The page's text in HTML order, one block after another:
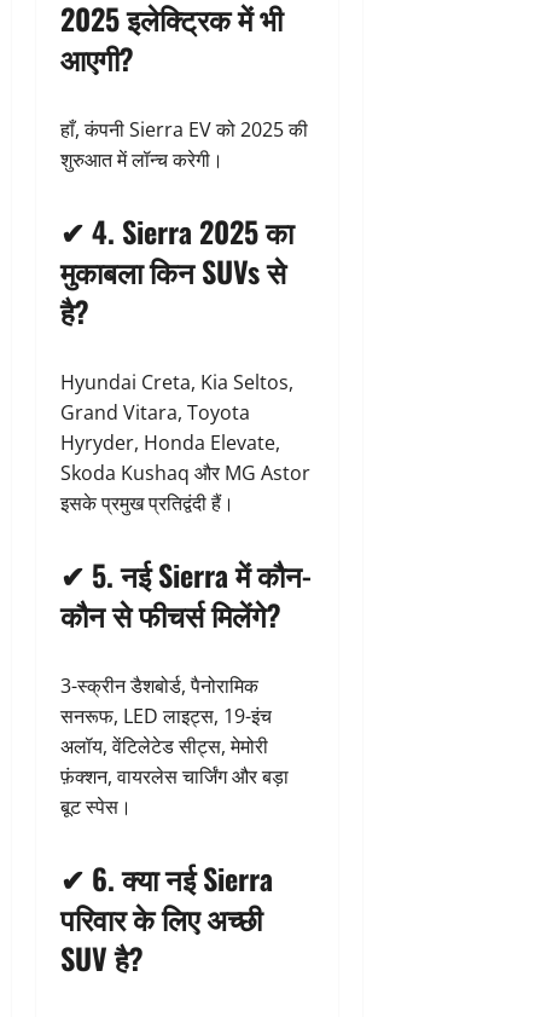
2025 इलेक्ट्रिक में भी
आएगी?
हाँ, कंपनी Sierra EV को 2025 की
शुरुआत में लॉन्च करेगी।
✔4. Sierra 2025 का
मुकाबला किन SUVs से
है?
Hyundai Creta, Kia Seltos,
Grand Vitara, Toyota
Hyryder, Honda Elevate,
Skoda Kushaq और MG Astor
इसके प्रमुख प्रतिद्वंदी हैं।
✔ 5. नई Sierra में कौन-
कौन से फीचर्स मिलेंगे?
3-स्क्रीन डैशबोर्ड, पैनोरामिक
सनरूफ, LED लाइट्स, 19-इंच
अलॉय, वेंटिलेटेड सीट्स, मेमोरी
फ़ंक्शन, वायरलेस चार्जिंग और बड़ा
बूट स्पेस।
✔ 6. क्या नई Sierra
परिवार के लिए अच्छी
SUV है?